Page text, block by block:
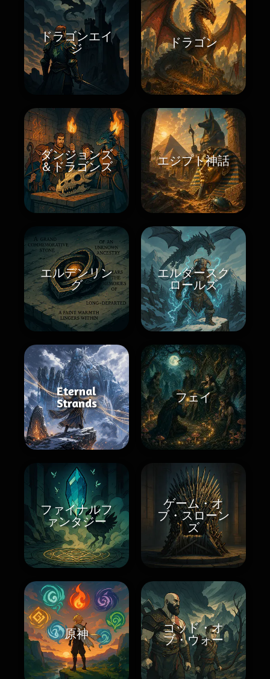
ドラゴンエイ
ジ
ドラゴン
ダンジョンズ
＆ドラゴンズ
エジプト神話
エルデンリン
グ
エルダースク
ロールズ
Eternal
Strands
フェイ
ファイナルフ
ァンタジー
ゲーム・オ
ブ・スローン
ズ
原神
ゴッド・オ
ブ・ウォー